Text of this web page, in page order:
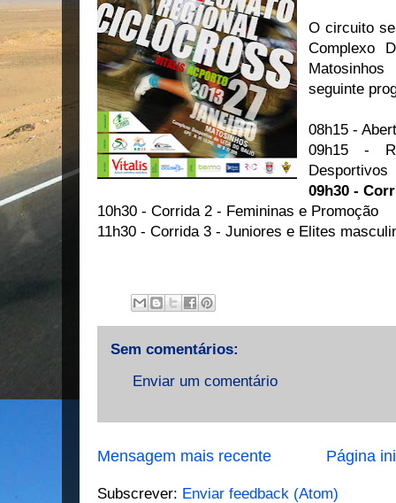
O circuito
Complexo
seguinte
08h15 -
09h15 -
Desportivos
09h30 -
10h30 - Corrida 2 - Femininas e Promoção
11h30 - Corrida 3 - Juniores e Elites
Sem comentários:
Enviar um comentário
Mensagem mais recente Página
Subscrever: Enviar feedback (Atom)